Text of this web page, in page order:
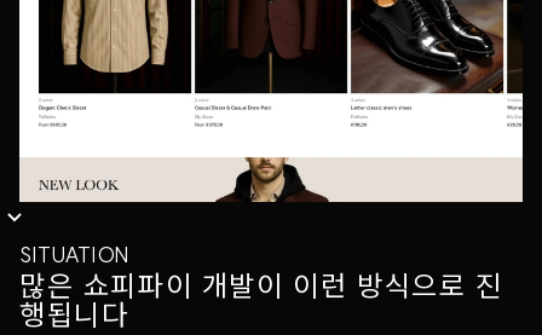
SITUATION
많은 쇼피파이 개발이 이런 방식으로 진
행됩니다